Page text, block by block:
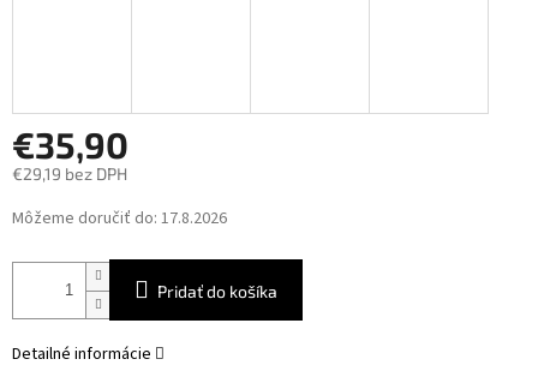
€35,90
€29,19 bez DPH
Jednotková
cena:
Môžeme doručiť do: 17.8.2026
Pridať do košíka
Detailné informácie